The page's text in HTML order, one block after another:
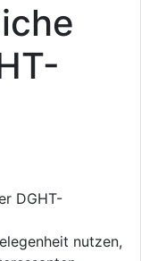
DGHT-
nutzen,